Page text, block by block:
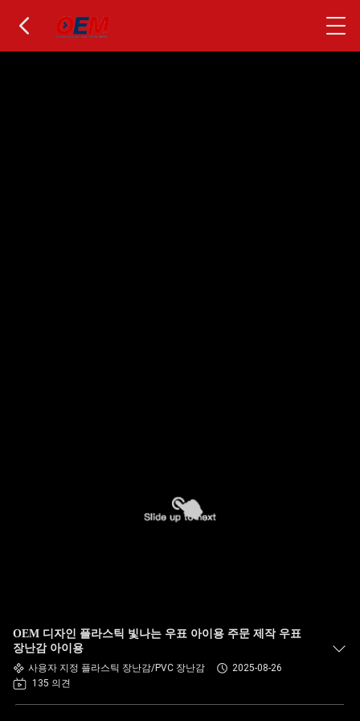
OEM 디자인 플라스틱 빛나는 우표 아이용 주문 제작 우표
장난감 아이용
사용자 지정 플라스틱 장난감/PVC 장난감
2025-08-26
135 의견